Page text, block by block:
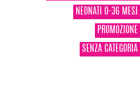
NEONATI 0-36 MESI
PROMOZIONE
SENZA CATEGORIA